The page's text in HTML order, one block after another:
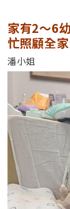
家有2～6
忙照顧全
潘小姐